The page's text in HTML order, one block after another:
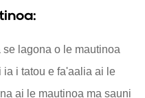
lagona o le mautinoa
ia i tatou e fa'aalia ai le
ai le mautinoa ma sauni